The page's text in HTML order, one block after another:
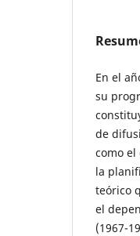
En el
su
de
como
la
teórico
el
(1967-